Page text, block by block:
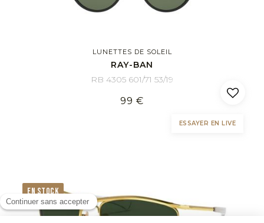
LUNETTES DE SOLEIL
RAY-BAN
RB 4305 601/71 53/19
99 €
ESSAYER EN LIVE
EN STOCK